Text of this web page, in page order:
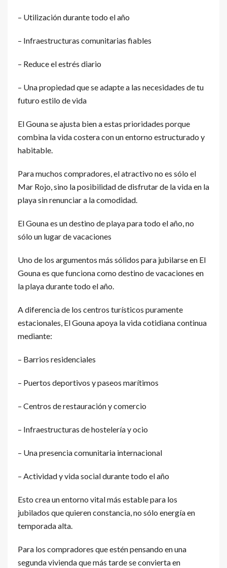
– Utilización durante todo el año
– Infraestructuras comunitarias fiables
– Reduce el estrés diario
– Una propiedad que se adapte a las necesidades de tu
futuro estilo de vida
El Gouna se ajusta bien a estas prioridades porque
combina la vida costera con un entorno estructurado y
habitable.
Para muchos compradores, el atractivo no es sólo el
Mar Rojo, sino la posibilidad de disfrutar de la vida en la
playa sin renunciar a la comodidad.
El Gouna es un destino de playa para todo el año, no
sólo un lugar de vacaciones
Uno de los argumentos más sólidos para jubilarse en El
Gouna es que funciona como destino de vacaciones en
la playa durante todo el año.
A diferencia de los centros turísticos puramente
estacionales, El Gouna apoya la vida cotidiana continua
mediante:
– Barrios residenciales
– Puertos deportivos y paseos marítimos
– Centros de restauración y comercio
– Infraestructuras de hostelería y ocio
– Una presencia comunitaria internacional
– Actividad y vida social durante todo el año
Esto crea un entorno vital más estable para los
jubilados que quieren constancia, no sólo energía en
temporada alta.
Para los compradores que estén pensando en una
segunda vivienda que más tarde se convierta en